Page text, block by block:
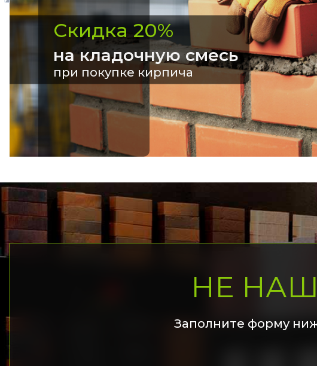
Скидка 20%
на кладочную смесь
при покупке кирпича
НЕ
Заполните форму